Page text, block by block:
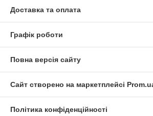
Доставка та оплата
Графік роботи
Повна версія сайту
Сайт створено на маркетплейсі
Політика конфіденційності